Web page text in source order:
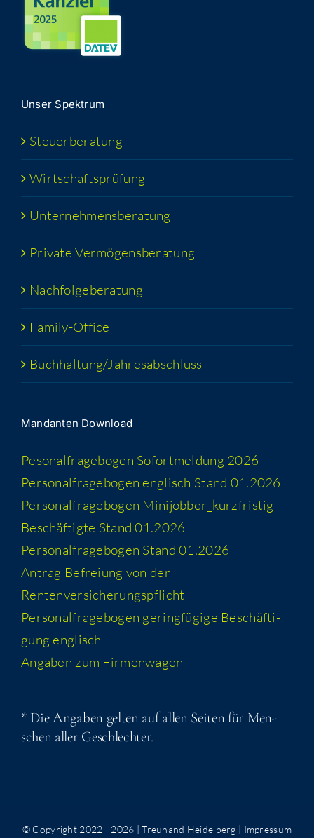
Unser Spek­trum
Steu­er­be­ra­tung
Wirt­schafts­prü­fung
Unter­neh­mens­be­ra­tung
Pri­va­te Vermögensberatung
Nach­fol­ge­be­ra­tung
Fami­­ly-Office
Buchhaltung/​​Jahresabschluss
Man­dan­ten Download
Peso­nal­fra­ge­bo­gen Sofort­mel­dung 2026
Per­so­nal­fra­ge­bo­gen eng­lisch Stand 01.2026
Per­so­nal­fra­ge­bo­gen Minijobber_​kurzfristig
Beschäf­tig­te Stand 01.2026
Per­so­nal­fra­ge­bo­gen Stand 01.2026
Antrag Befrei­ung von der
Rentenversicherungspflicht
Per­so­nal­fra­ge­bo­gen gering­fü­gi­ge Beschäf­ti­
gung englisch
Anga­ben zum Firmenwagen
* Die Anga­ben gel­ten auf allen Sei­ten für Men­
schen aller Geschlechter.
© Copyright 2022 - 2026 | Treuhand Heidelberg | Impressum